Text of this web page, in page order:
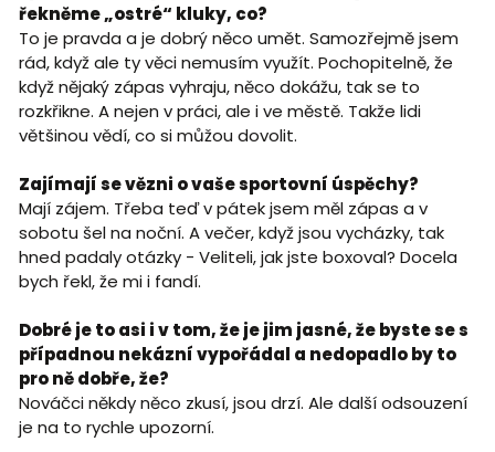
řekněme „ostré“ kluky, co?
To je pravda a je dobrý něco umět. Samozřejmě jsem
rád, když ale ty věci nemusím využít. Pochopitelně, že
když nějaký zápas vyhraju, něco dokážu, tak se to
rozkřikne. A nejen v práci, ale i ve městě. Takže lidi
většinou vědí, co si můžou dovolit.
Zajímají se vězni o vaše sportovní úspěchy?
Mají zájem. Třeba teď v pátek jsem měl zápas a v
sobotu šel na noční. A večer, když jsou vycházky, tak
hned padaly otázky - Veliteli, jak jste boxoval? Docela
bych řekl, že mi i fandí.
Dobré je to asi i v tom, že je jim jasné, že byste se s
případnou nekázní vypořádal a nedopadlo by to
pro ně dobře, že?
Nováčci někdy něco zkusí, jsou drzí. Ale další odsouzení
je na to rychle upozorní.